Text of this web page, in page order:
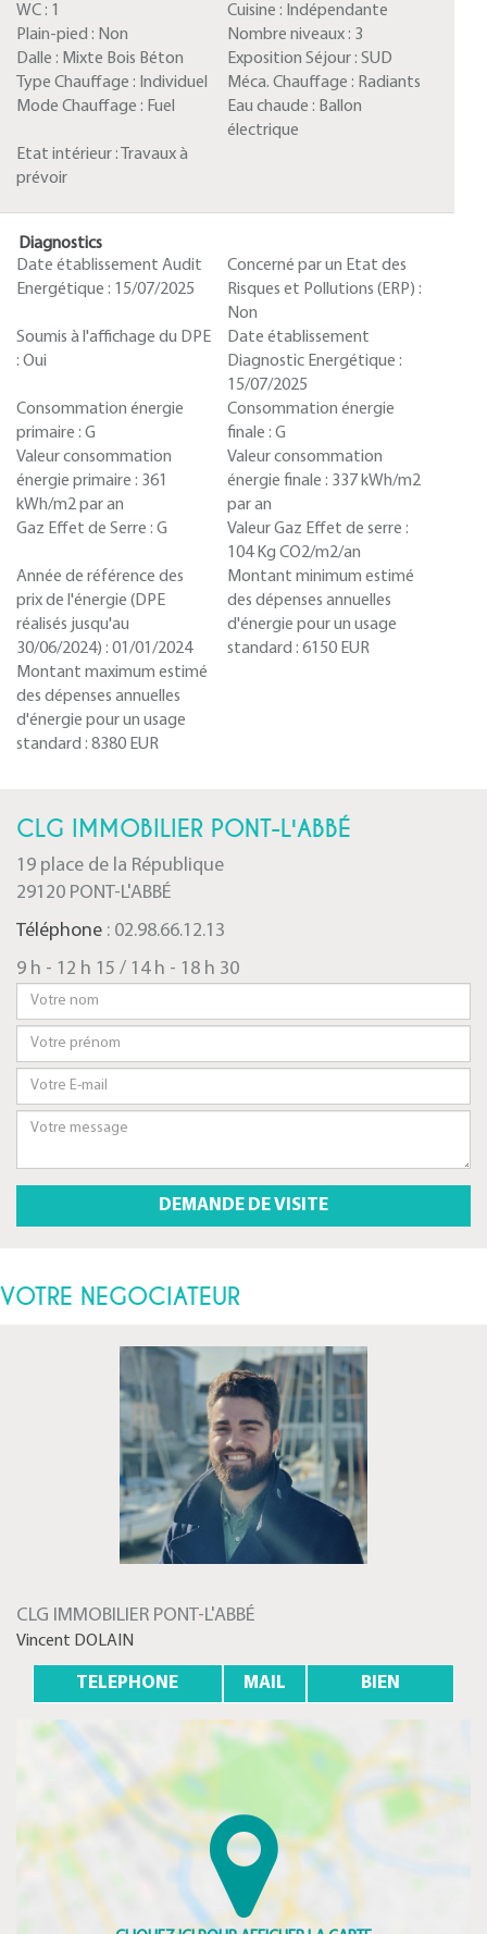
WC : 1 Cuisine : Indépendante
Plain-pied : Non Nombre niveaux : 3
Dalle : Mixte Bois Béton Exposition Séjour : SUD
Type Chauffage : Individuel Méca. Chauffage : Radiants
Mode Chauffage : Fuel Eau chaude : Ballon
électrique
Etat intérieur :
Travaux à
prévoir
Diagnostics
Date établissement Audit
Energétique : 15/07/2025
Concerné par un Etat des
Risques et Pollutions (ERP) :
Non
Soumis à l'affichage du DPE
: Oui
Date établissement
Diagnostic Energétique :
15/07/2025
Consommation énergie
primaire : G
Consommation énergie
finale : G
Valeur consommation
énergie primaire : 361
kWh/m2 par an
Valeur consommation
énergie finale : 337 kWh/m2
par an
Gaz Effet de Serre : G
Valeur Gaz Effet de serre :
104 Kg CO2/m2/an
Année de référence des
prix de l'énergie (DPE
réalisés jusqu'au
30/06/2024) : 01/01/2024
Montant minimum estimé
des dépenses annuelles
d'énergie pour un usage
standard : 6150 EUR
Montant maximum estimé
des dépenses annuelles
d'énergie pour un usage
standard : 8380 EUR
CLG IMMOBILIER PONT-L'ABBÉ
19 place de la République
29120 PONT-L'ABBÉ
Téléphone : 02.98.66.12.13
9 h - 12 h 15 / 14 h - 18 h 30
VOTRE NEGOCIATEUR
CLG IMMOBILIER PONT-L'ABBÉ
Vincent DOLAIN
TELEPHONE MAIL BIEN